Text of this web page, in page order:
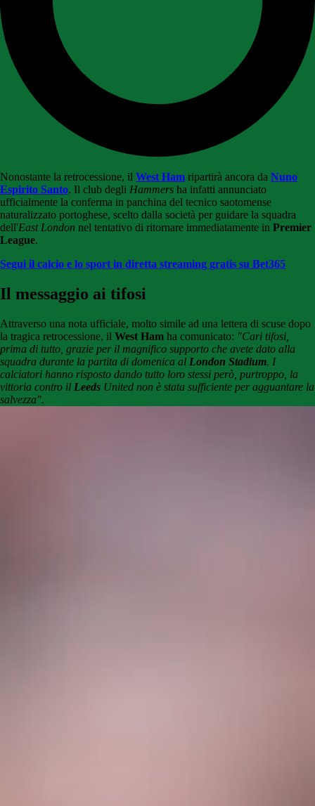
Nonostante la retrocessione, il West Ham ripartirà ancora da Nuno
Espirito Santo. Il club degli Hammers ha infatti annunciato
ufficialmente la conferma in panchina del tecnico saotomense
naturalizzato portoghese, scelto dalla società per guidare la squadra
dell'East London nel tentativo di ritornare immediatamente in Premier
League.
Segui il calcio e lo sport in diretta streaming gratis su Bet365
Il messaggio ai tifosi
Attraverso una nota ufficiale, molto simile ad una lettera di scuse dopo
la tragica retrocessione, il West Ham ha comunicato: "Cari tifosi,
prima di tutto, grazie per il magnifico supporto che avete dato alla
squadra durante la partita di domenica al London Stadium. I
calciatori hanno risposto dando tutto loro stessi però, purtroppo, la
vittoria contro il Leeds United non è stata sufficiente per agguantare la
salvezza".